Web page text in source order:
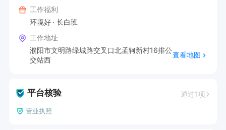
工作福利
环境好
长白班
工作地址
濮阳市文明路绿城路交叉口北孟轲新村16排公
交站西
查看地图
平台核验 通过1项
营业执照